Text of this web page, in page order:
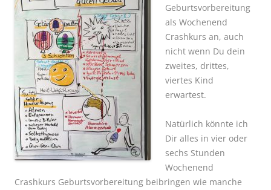
Geburtsvorbereitung
als Wochenend
Crashkurs an, auch
nicht wenn Du dein
zweites, drittes,
viertes Kind
erwartest.
Natürlich könnte ich
Dir alles in vier oder
sechs Stunden
Wochenend
Crashkurs Geburtsvorbereitung beibringen wie manche